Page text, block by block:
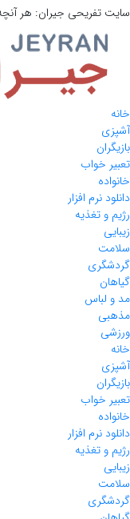
سایت تفریحی جیران: هر
خانه
آشپزی
بازیگران
تعبیر خواب
خانواده
دانلود نرم افزار
رژیم و تغذیه
زیبایی
سلامت
گردشگری
گیاهان
مد و لباس
مذهبی
ورزشی
خانه
آشپزی
بازیگران
تعبیر خواب
خانواده
دانلود نرم افزار
رژیم و تغذیه
زیبایی
سلامت
گردشگری